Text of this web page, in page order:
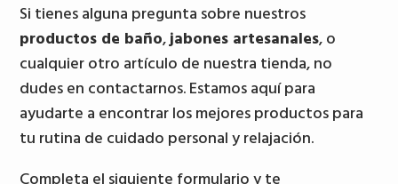
Si tienes alguna pregunta sobre nuestros
productos de baño,jabones artesanales, o
cualquier otro artículo de nuestra tienda, no
dudes en contactarnos. Estamos aquí para
ayudarte a encontrar los mejores productos para
tu rutina de cuidado personal y relajación.